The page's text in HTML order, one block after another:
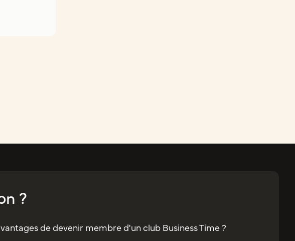
?
de devenir membre d'un club Business Time ?